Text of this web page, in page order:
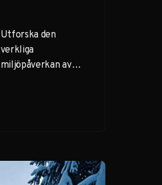
Utforska den
verkliga
miljöpåverkan av